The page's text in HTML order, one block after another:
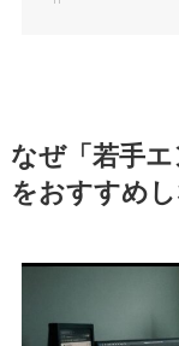
なぜ「若手
をおすすめ